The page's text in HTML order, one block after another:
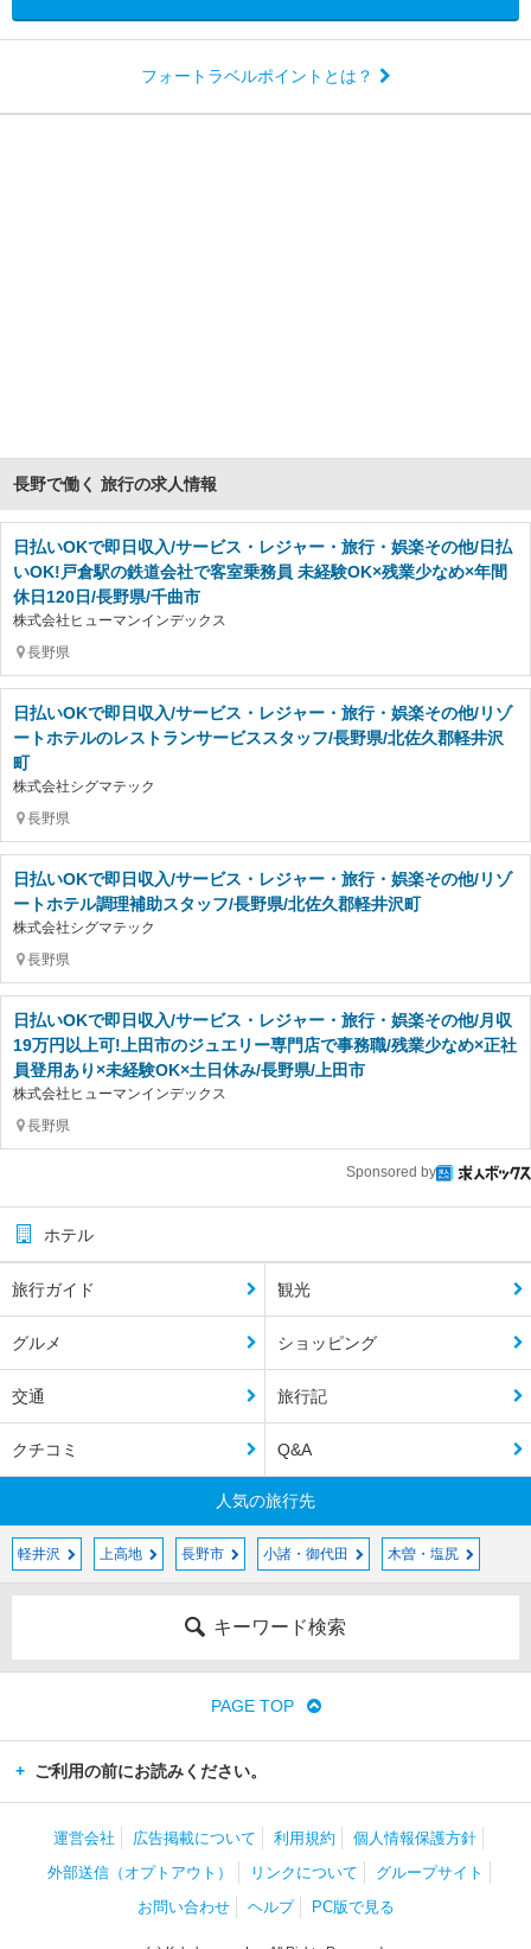
フォートラベルポイントとは？
長野で働く 旅行の求人情報
日払いOKで即日収入/サービス・レジャー・旅行・娯楽その他/日払
いOK!戸倉駅の鉄道会社で客室乗務員 未経験OK×残業少なめ×年間
休日120日/長野県/千曲市
株式会社ヒューマンインデックス
長野県
日払いOKで即日収入/サービス・レジャー・旅行・娯楽その他/リゾ
ートホテルのレストランサービススタッフ/長野県/北佐久郡軽井沢
町
株式会社シグマテック
長野県
日払いOKで即日収入/サービス・レジャー・旅行・娯楽その他/リゾ
ートホテル調理補助スタッフ/長野県/北佐久郡軽井沢町
株式会社シグマテック
長野県
日払いOKで即日収入/サービス・レジャー・旅行・娯楽その他/月収
19万円以上可!上田市のジュエリー専門店で事務職/残業少なめ×正社
員登用あり×未経験OK×土日休み/長野県/上田市
株式会社ヒューマンインデックス
長野県
Sponsored by
ホテル
旅行ガイド 観光
グルメ ショッピング
交通 旅行記
クチコミ Q&A
人気の旅行先
軽井沢 上高地 長野市 小諸・御代田 木曽・塩尻
キーワード検索
PAGE TOP
ご利用の前にお読みください。
運営会社 広告掲載について 利用規約
個人情報保護方針
外部送信（オプトアウト）
リンクについて
グループサイト
お問い合わせ
ヘルプ PC版で見る